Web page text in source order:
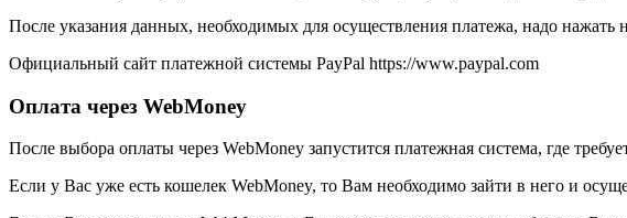
После указания данных, необходимых для осуществления платежа, надо нажать
Официальный сайт платежной системы PayPal https://www.paypal.com
Оплата через WebMoney
После выбора оплаты через WebMoney запустится платежная система, где
Если у Вас уже есть кошелек WebMoney, то Вам необходимо зайти в него и